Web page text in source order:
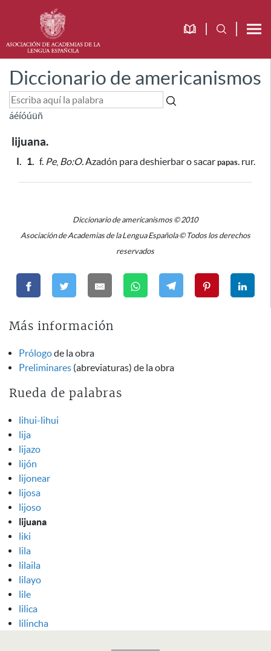
Diccionario de americanismos
áéíóúüñ
lijuana.
I. 1. f. Pe, Bo:O.Azadón para deshierbar o sacar papas. rur.
Diccionario de americanismos © 2010
Asociación de Academias de la Lengua Española © Todos los derechos
reservados
Más información
Prólogode la obra
Preliminares (abreviaturas) de la obra
Rueda de palabras
lihui-lihui
lija
lijazo
lijón
lijonear
lijosa
lijoso
lijuana
liki
lila
lilaila
lilayo
lile
lilica
lilincha